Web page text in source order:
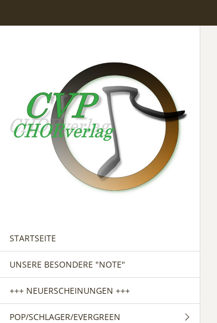
STARTSEITE
UNSERE BESONDERE "NOTE"
+++ NEUERSCHEINUNGEN +++
POP/SCHLAGER/EVERGREEN